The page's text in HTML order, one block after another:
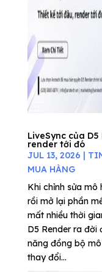
LiveSync của
render tới đó
JUL 13, 2026 |
MUA HÀNG
Khi chỉnh sửa mô
rồi mở lại phần
mất nhiều thời
D5 Render ra đời
năng đồng bộ
thay đổi...